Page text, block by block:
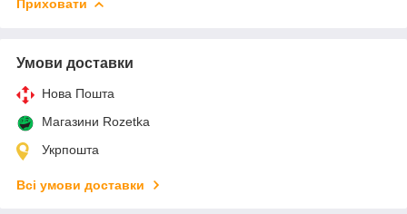
Приховати
Умови доставки
Нова Пошта
Магазини Rozetka
Укрпошта
Всі умови доставки